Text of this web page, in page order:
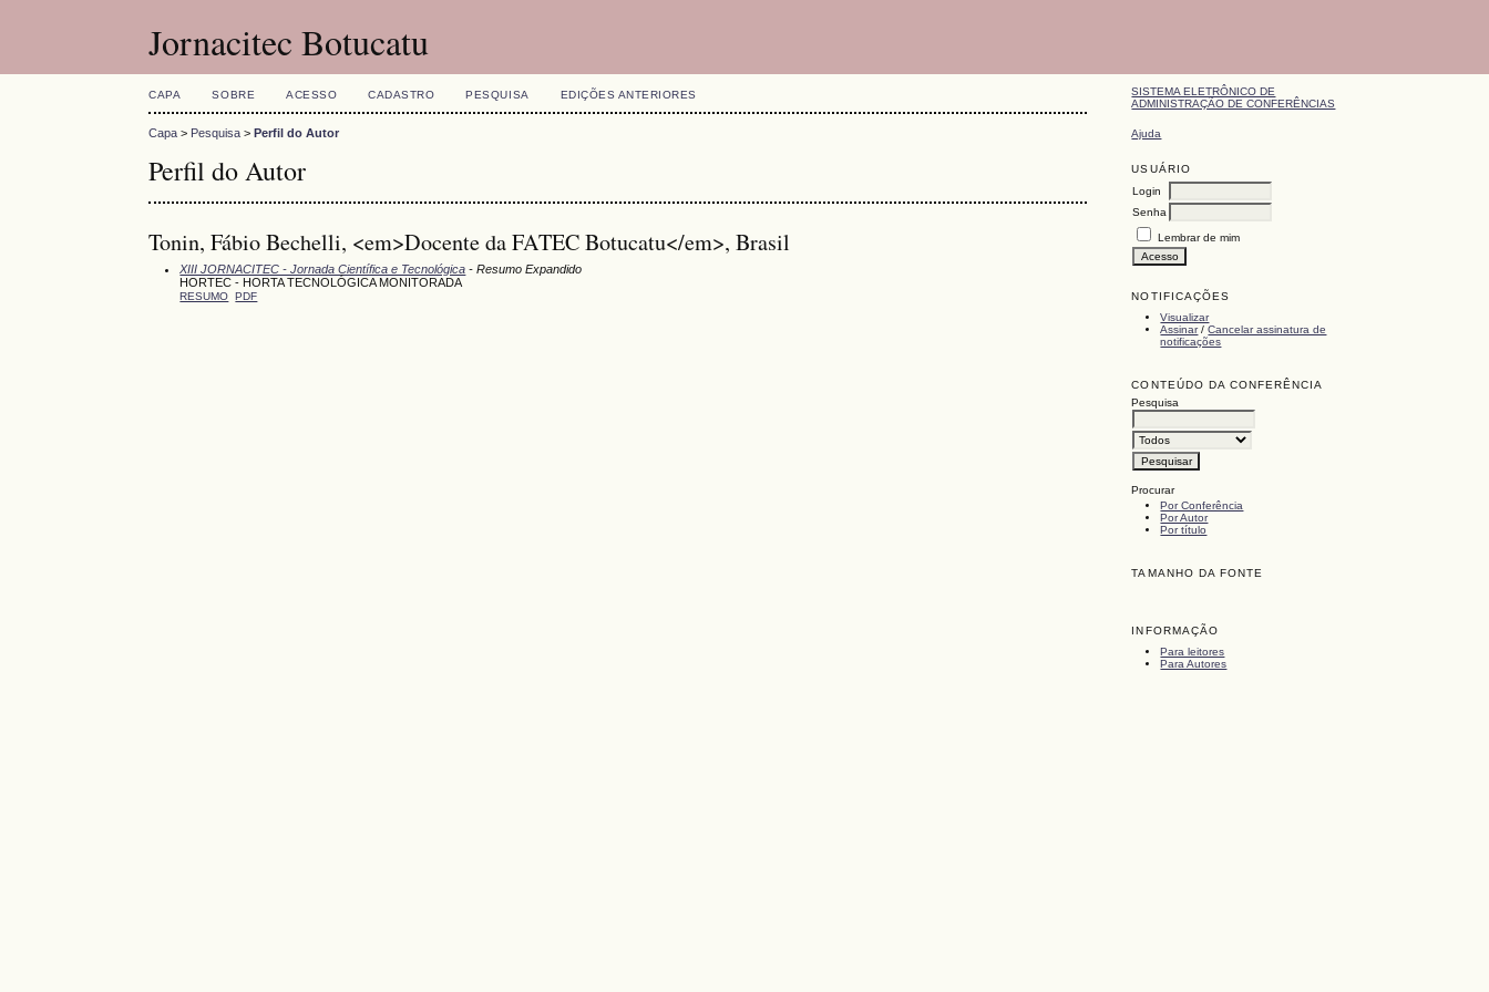
Jornacitec Botucatu
SISTEMA ELETRÔNICO DE
ADMINISTRAÇÃO DE CONFERÊNCIAS
Ajuda
USUÁRIO
Login
Senha
Lembrar de mim
NOTIFICAÇÕES
Visualizar
Assinar/Cancelar assinatura de
notificações
CONTEÚDO DA CONFERÊNCIA
Pesquisa
Procurar
Por Conferência
Por Autor
Por título
TAMANHO DA FONTE
INFORMAÇÃO
Para leitores
Para Autores
CAPA SOBRE ACESSO CADASTRO PESQUISA EDIÇÕES ANTERIORES
Capa > Pesquisa >Perfil do Autor
Perfil do Autor
Tonin, Fábio Bechelli, <em>Docente da FATEC Botucatu</em>, Brasil
XIII JORNACITEC - Jornada Científica e Tecnológica - Resumo Expandido
HORTEC - HORTA TECNOLÓGICA MONITORADA
RESUMO PDF